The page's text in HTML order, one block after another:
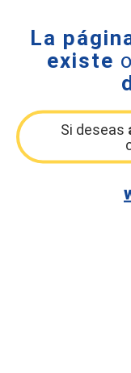
La
existe o
Si deseas